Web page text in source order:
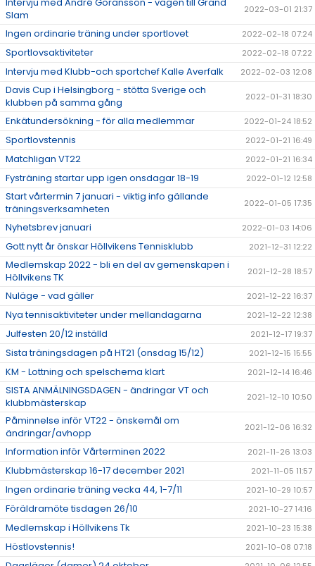
Slam
2022-03-01 21:37
Ingen ordinarie träning under sportlovet 2022-02-18 07:24
Sportlovsaktiviteter 2022-02-18 07:22
Intervju med Klubb-och sportchef Kalle Averfalk 2022-02-03 12:08
Davis Cup i Helsingborg - stötta Sverige och
klubben på samma gång
2022-01-31 18:30
Enkätundersökning - för alla medlemmar 2022-01-24 18:52
Sportlovstennis 2022-01-21 16:49
Matchligan VT22 2022-01-21 16:34
Fysträning startar upp igen onsdagar 18-19 2022-01-12 12:58
Start vårtermin 7 januari - viktig info gällande
träningsverksamheten
2022-01-05 17:35
Nyhetsbrev januari 2022-01-03 14:06
Gott nytt år önskar Höllvikens Tennisklubb 2021-12-31 12:22
Medlemskap 2022 - bli en del av gemenskapen i
Höllvikens TK
2021-12-28 18:57
Nuläge - vad gäller 2021-12-22 16:37
Nya tennisaktiviteter under mellandagarna 2021-12-22 12:38
Julfesten 20/12 inställd 2021-12-17 19:37
Sista träningsdagen på HT21 (onsdag 15/12) 2021-12-15 15:55
KM - Lottning och spelschema klart 2021-12-14 16:46
SISTA ANMÄLNINGSDAGEN - ändringar VT och
klubbmästerskap
2021-12-10 10:50
Påminnelse inför VT22 - önskemål om
ändringar/avhopp
2021-12-06 16:32
Information inför Vårterminen 2022 2021-11-26 13:03
Klubbmästerskap 16-17 december 2021 2021-11-05 11:57
Ingen ordinarie träning vecka 44, 1-7/11 2021-10-29 10:57
Föräldramöte tisdagen 26/10 2021-10-27 14:16
Medlemskap i Höllvikens Tk 2021-10-23 15:38
Höstlovstennis! 2021-10-08 07:18